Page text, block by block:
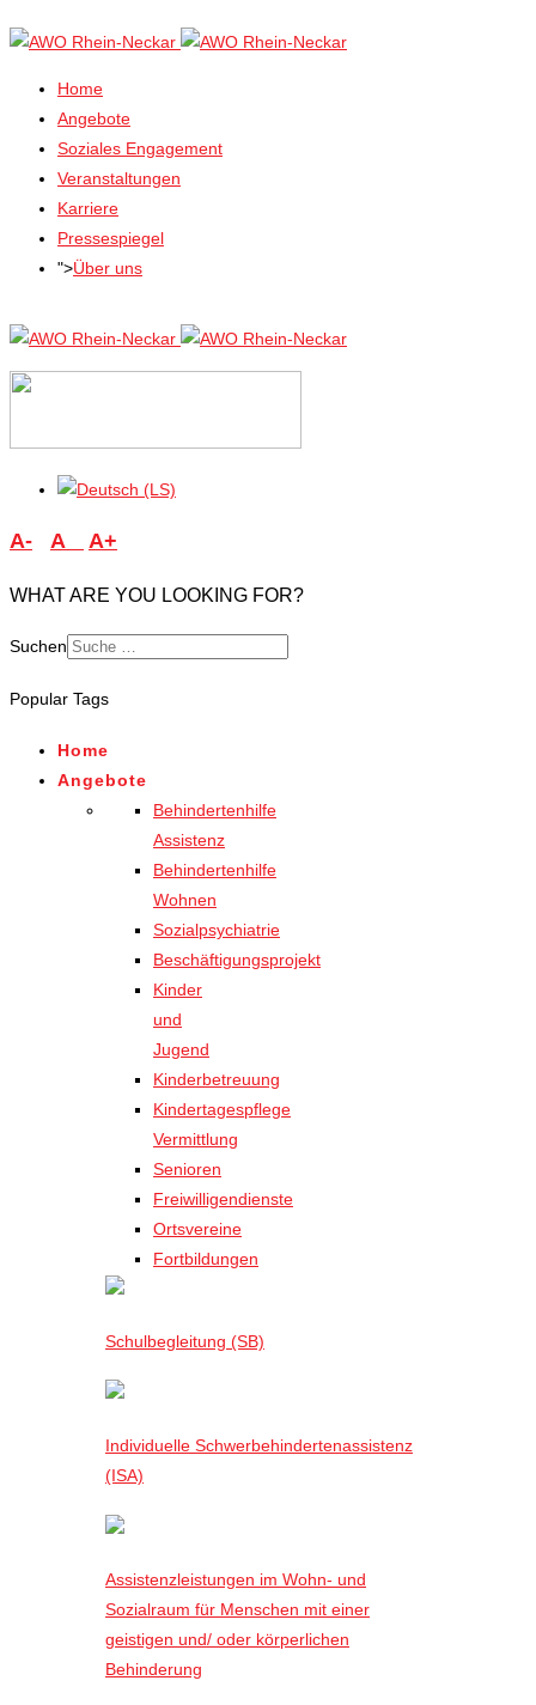
Home
Angebote
Soziales Engagement
Veranstaltungen
Karriere
Pressespiegel
">Über uns
A- A A+
WHAT ARE YOU LOOKING FOR?
Suchen
Popular Tags
Home
Angebote
Behindertenhilfe
Assistenz
Behindertenhilfe
Wohnen
Sozialpsychiatrie
Beschäftigungsprojekt
Kinder
und
Jugend
Kinderbetreuung
Kindertagespflege
Vermittlung
Senioren
Freiwilligendienste
Ortsvereine
Fortbildungen
Schulbegleitung (SB)
Individuelle Schwerbehindertenassistenz
(ISA)
Assistenzleistungen im Wohn- und
Sozialraum für Menschen mit einer
geistigen und/ oder körperlichen
Behinderung